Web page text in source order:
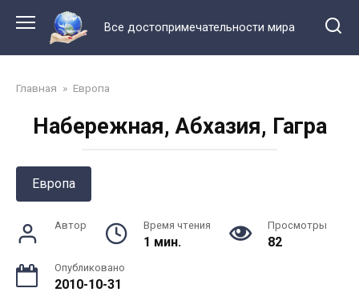
контенту
Все достопримечательности мира
Главная » Европа
Набережная, Абхазия, Гагра
Европа
Автор Время чтения
1 мин.
Просмотры
82
Опубликовано
2010-10-31